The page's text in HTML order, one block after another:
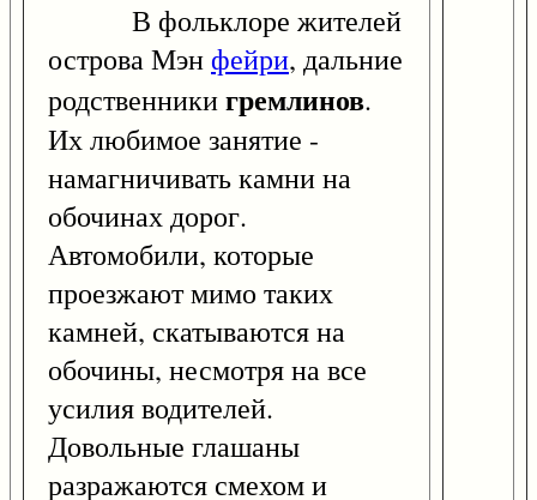
В фольклоре жителей
острова Мэнфейри, дальние
родственникигремлинов.
Их любимое занятие -
намагничивать камни на
обочинах дорог.
Автомобили, которые
проезжают мимо таких
камней, скатываются на
обочины, несмотря на все
усилия водителей.
Довольные глашаны
разражаются смехом и